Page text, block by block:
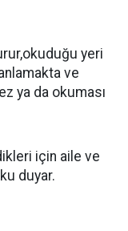
yeri
ve
ya da okuması
için aile ve
duyar.